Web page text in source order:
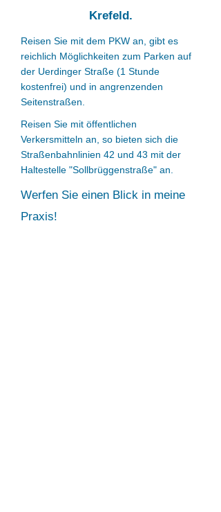
Krefeld.
Reisen Sie mit dem PKW an, gibt es
reichlich Möglichkeiten zum Parken auf
der Uerdinger Straße (1 Stunde
kostenfrei) und in angrenzenden
Seitenstraßen.
Reisen Sie mit öffentlichen
Verkersmitteln an, so bieten sich die
Straßenbahnlinien 42 und 43 mit der
Haltestelle "Sollbrüggenstraße" an.
Werfen Sie einen Blick in meine
Praxis!